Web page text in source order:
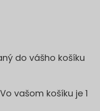
do vášho košíku
Vo vašom košíku je 1